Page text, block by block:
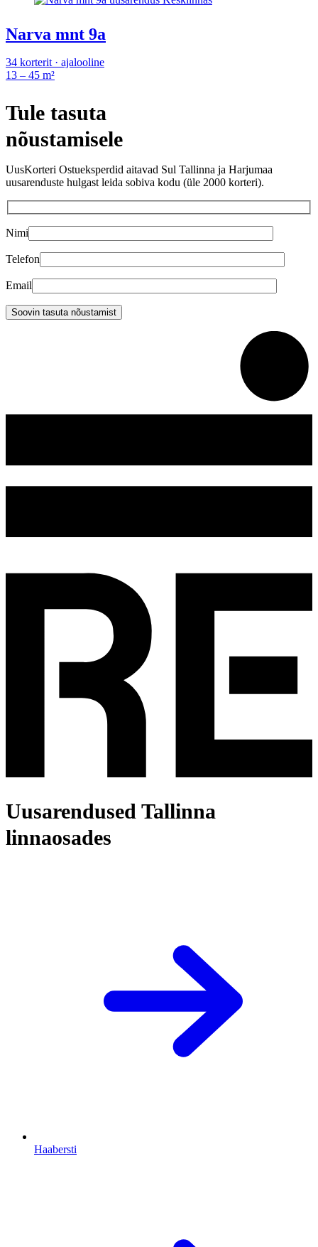
Narva mnt 9a
34 korterit · ajalooline
13 – 45 m²
Tule tasuta
nõustamisele
UusKorteri Ostueksperdid aitavad Sul Tallinna ja Harjumaa
uusarenduste hulgast leida sobiva kodu (üle 2000 korteri).
Nimi
Telefon
Email
Uusarendused Tallinna
linnaosades
Haabersti